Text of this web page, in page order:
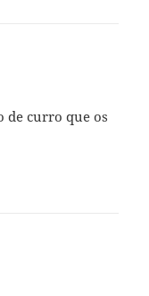
de curro que os